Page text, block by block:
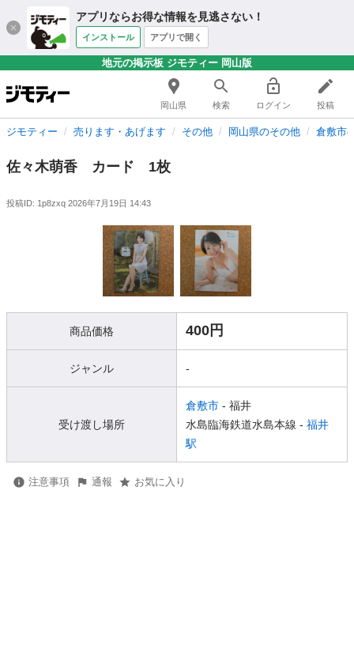
アプリならお得な情報を見逃さない！
インストール アプリで開く
地元の掲示板 ジモティー 岡山版
岡山県 検索 ログイン 投稿
ジモティー 売ります・あげます その他 岡山県のその他 倉敷市
佐々木萌香 カード 1枚
投稿ID: 1p8zxq 2026年7月19日 14:43
商品価格 400円
ジャンル -
受け渡し場所
倉敷市 - 福井
水島臨海鉄道水島本線 - 福井
駅
注意事項 通報 お気に入り